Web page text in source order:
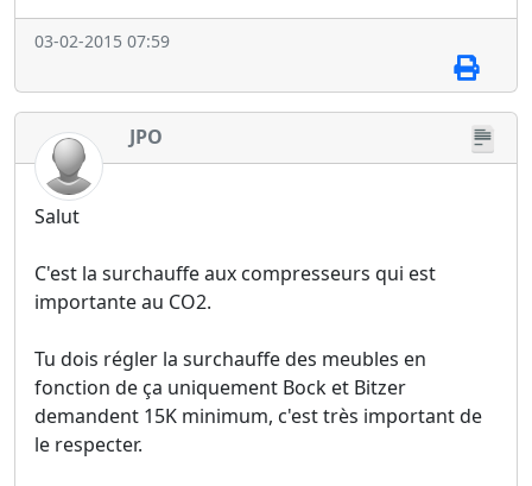
03-02-2015 07:59
JPO
Salut
C'est la surchauffe aux compresseurs qui est
importante au CO2.
Tu dois régler la surchauffe des meubles en
fonction de ça uniquement Bock et Bitzer
demandent 15K minimum, c'est très important de
le respecter.